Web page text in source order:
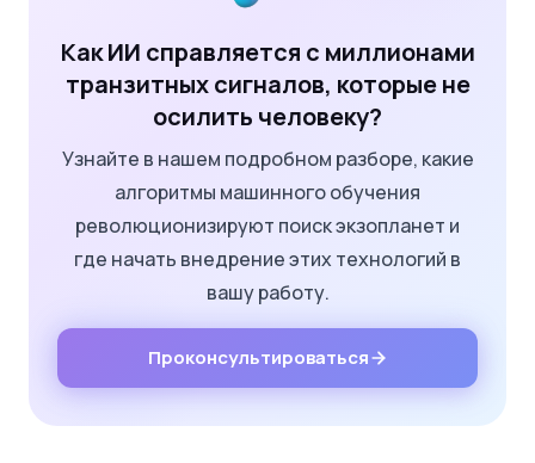
Как ИИ справляется с миллионами
транзитных сигналов, которые не
осилить человеку?
Узнайте в нашем подробном разборе, какие
алгоритмы машинного обучения
революционизируют поиск экзопланет и
где начать внедрение этих технологий в
вашу работу.
Проконсультироваться